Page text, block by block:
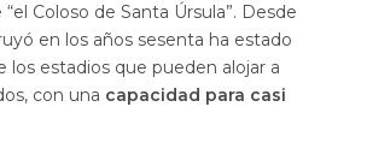
Coloso de Santa Úrsula”. Desde
en los años sesenta ha estado
los estadios que pueden alojar a
con una capacidad para casi